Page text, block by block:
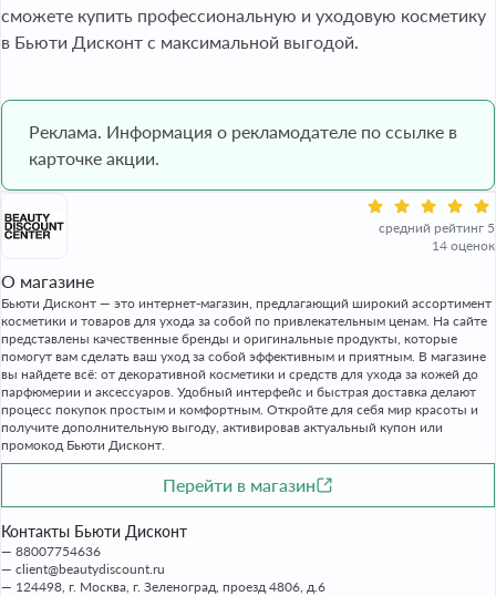
сможете купить профессиональную и уходовую косметику
в Бьюти Дисконт с максимальной выгодой.
Реклама. Информация о рекламодателе по ссылке в
карточке акции.
средний рейтинг 5
14 оценок
О магазине
Бьюти Дисконт — это интернет-магазин, предлагающий широкий ассортимент
косметики и товаров для ухода за собой по привлекательным ценам. На сайте
представлены качественные бренды и оригинальные продукты, которые
помогут вам сделать ваш уход за собой эффективным и приятным. В магазине
вы найдете всё: от декоративной косметики и средств для ухода за кожей до
парфюмерии и аксессуаров. Удобный интерфейс и быстрая доставка делают
процесс покупок простым и комфортным. Откройте для себя мир красоты и
получите дополнительную выгоду, активировав актуальный купон или
промокод Бьюти Дисконт.
Перейти в магазин
Контакты Бьюти Дисконт
88007754636
client@beautydiscount.ru
124498, г. Москва, г. Зеленоград, проезд 4806, д.6